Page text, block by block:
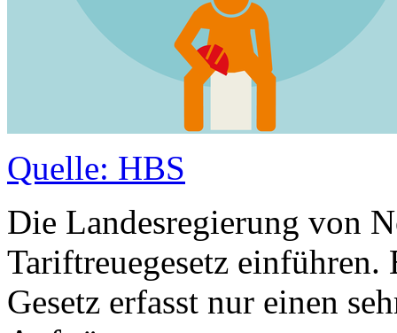
Quelle: HBS
Die Landesregierung von
Tariftreuegesetz
Gesetz erfasst nur einen